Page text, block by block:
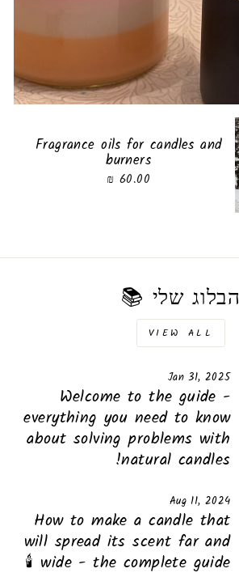
Fragrance oils for candles and
burners
60.00 ₪
הבלוג שלי 📚
VIEW ALL
Jan 31, 2025
Welcome to the guide -
everything you need to know
about solving problems with
natural candles!
Aug 11, 2024
How to make a candle that
will spread its scent far and
wide - the complete guide 🕯️